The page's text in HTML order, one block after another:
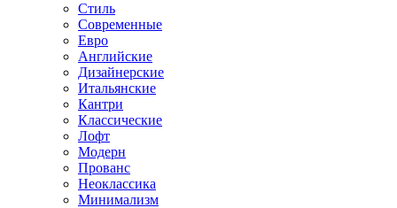
Стиль
Современные
Евро
Английские
Дизайнерские
Итальянские
Кантри
Классические
Лофт
Модерн
Прованс
Неоклассика
Минимализм